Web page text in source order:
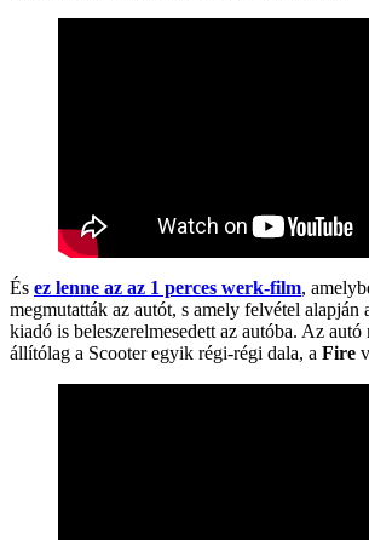
És ez lenne az az 1 perces werk-film,
megmutatták az autót, s amely felvétel alapján
kiadó is beleszerelmesedett az autóba. Az autó
állítólag a Scooter egyik régi-régi dala, a Fire